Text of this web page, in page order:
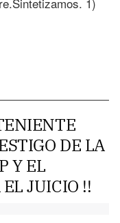
DE LA
Y EL
JUICIO !!